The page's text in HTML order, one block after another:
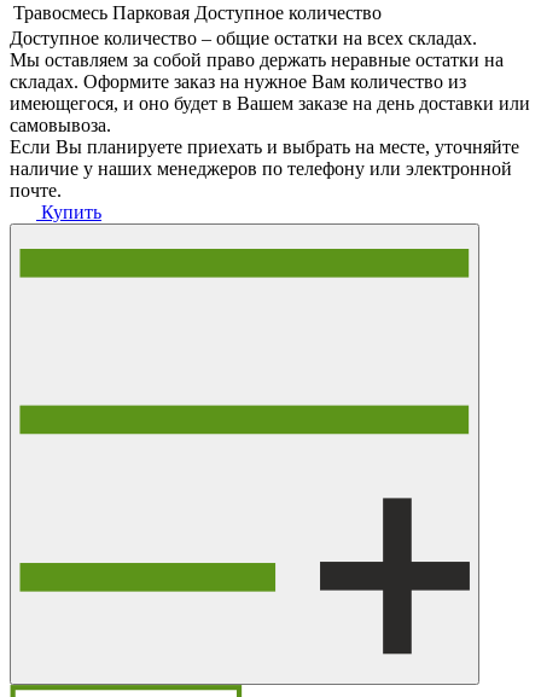
Травосмесь Парковая Доступное количество
Доступное количество – общие остатки на всех складах.
Мы оставляем за собой право держать неравные остатки на
складах. Оформите заказ на нужное Вам количество из
имеющегося, и оно будет в Вашем заказе на день доставки или
самовывоза.
Если Вы планируете приехать и выбрать на месте, уточняйте
наличие у наших менеджеров по телефону или электронной
почте.
Купить